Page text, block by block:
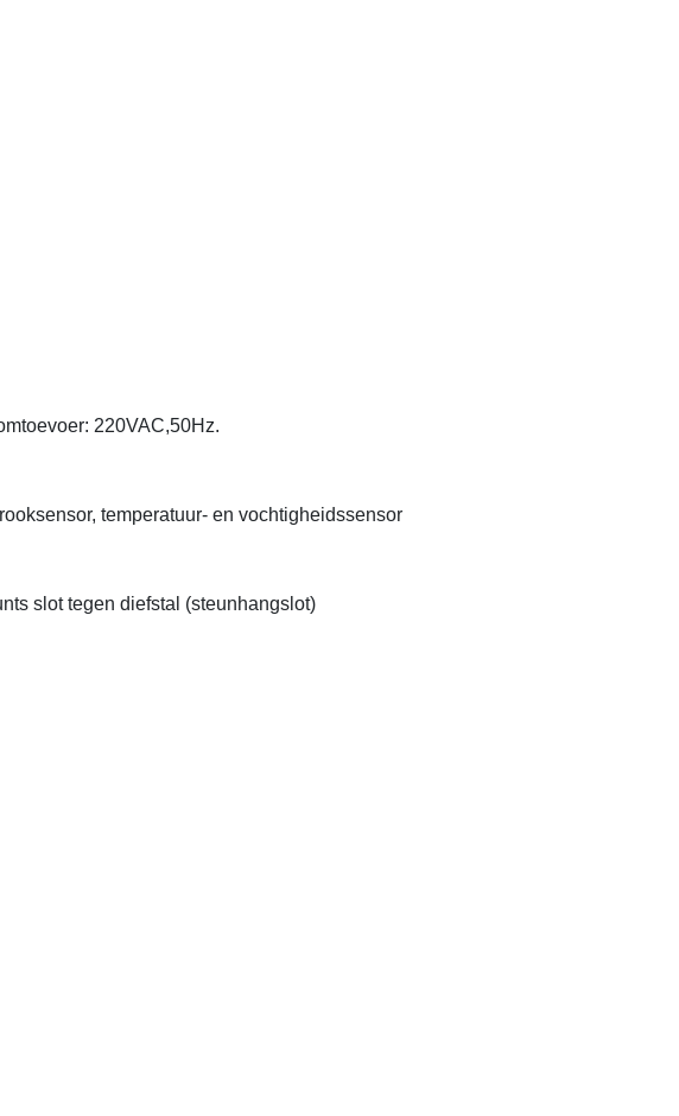
220VAC,50Hz.
temperatuur- en vochtigheidssensor
slot tegen diefstal (steunhangslot)